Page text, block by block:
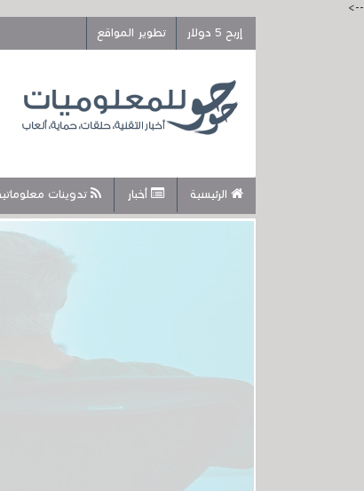
-->
إربح 5 دولار
تطوير المواقع
الرئيسية أخبار تدوينات